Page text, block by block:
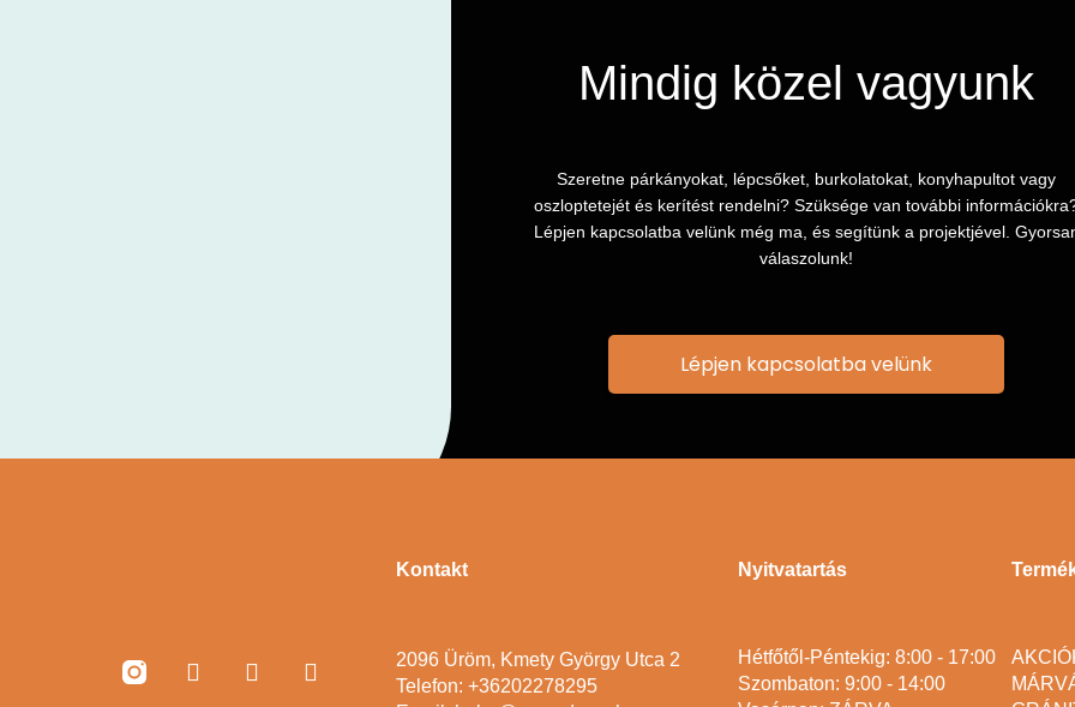
Mindig közel vagyunk
Szeretne párkányokat, lépcsőket, burkolatokat, konyhapultot vagy
oszloptetejét és kerítést rendelni? Szüksége van további
Lépjen kapcsolatba velünk még ma, és segítünk a projektjével.
válaszolunk!
Lépjen kapcsolatba velünk
Kontakt
2096 Üröm, Kmety György Utca 2
Telefon: +36202278295
Nyitvatartás
Hétfőtől-Péntekig: 8:00 - 17:00
Szombaton: 9:00 - 14:00